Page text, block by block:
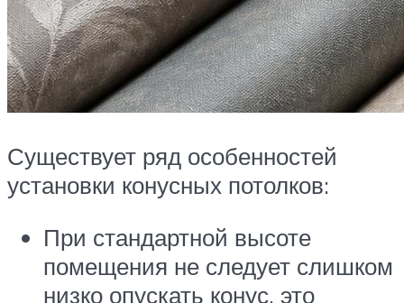
Существует ряд особенностей
установки конусных потолков:
При стандартной высоте
помещения не следует слишком
низко опускать конус, это